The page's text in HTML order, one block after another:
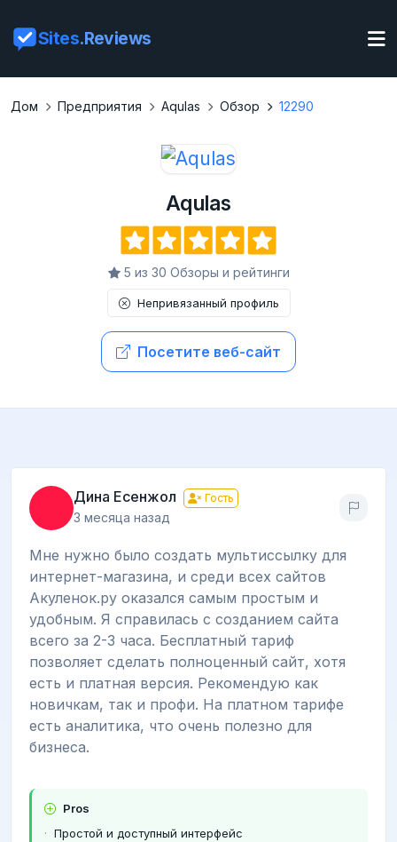
Sites.Reviews
Дом Предприятия Aqulas Обзор 12290
Aqulas
5 из 30 Обзоры и рейтинги
Непривязанный профиль
Посетите веб-сайт
Дина Есенжол Гость
3 месяца назад
Мне нужно было создать мультиссылку для
интернет-магазина, и среди всех сайтов
Акуленок.ру оказался самым простым и
удобным. Я справилась с созданием сайта
всего за 2-3 часа. Бесплатный тариф
позволяет сделать полноценный сайт, хотя
есть и платная версия. Рекомендую как
новичкам, так и профи. На платном тарифе
есть аналитика, что очень полезно для
бизнеса.
Pros
Простой и доступный интерфейс